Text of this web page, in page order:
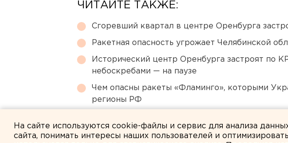
ЧИТАЙТЕ ТАКЖЕ:
Сгоревший квартал в центре Оренбурга
Ракетная опасность угрожает Челябинской
Исторический центр Оренбурга застроят по
небоскребами — на паузе
Чем опасны ракеты «Фламинго», которыми
регионы РФ
На сайте используются cookie-файлы и сервис для анализа
сайта, понимать интересы наших пользователей и